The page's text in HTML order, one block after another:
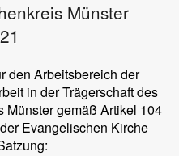
Münster
den Arbeitsbereich der
in der Trägerschaft des
gemäß Artikel 104
Evangelischen Kirche